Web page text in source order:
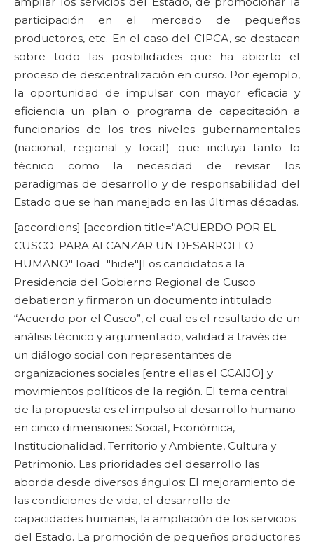
participación en el mercado de pequeños
productores, etc. En el caso del CIPCA, se destacan
sobre todo las posibilidades que ha abierto el
proceso de descentralización en curso. Por ejemplo,
la oportunidad de impulsar con mayor eficacia y
eficiencia un plan o programa de capacitación a
funcionarios de los tres niveles gubernamentales
(nacional, regional y local) que incluya tanto lo
técnico como la necesidad de revisar los
paradigmas de desarrollo y de responsabilidad del
Estado que se han manejado en las últimas décadas.
[accordions] [accordion title="ACUERDO POR EL
CUSCO: PARA ALCANZAR UN DESARROLLO
HUMANO" load="hide"]Los candidatos a la
Presidencia del Gobierno Regional de Cusco
debatieron y firmaron un documento intitulado
“Acuerdo por el Cusco”, el cual es el resultado de un
análisis técnico y argumentado, validad a través de
un diálogo social con representantes de
organizaciones sociales [entre ellas el CCAIJO] y
movimientos políticos de la región. El tema central
de la propuesta es el impulso al desarrollo humano
en cinco dimensiones: Social, Económica,
Institucionalidad, Territorio y Ambiente, Cultura y
Patrimonio. Las prioridades del desarrollo las
aborda desde diversos ángulos: El mejoramiento de
las condiciones de vida, el desarrollo de
capacidades humanas, la ampliación de los servicios
del Estado. La promoción de pequeños productores